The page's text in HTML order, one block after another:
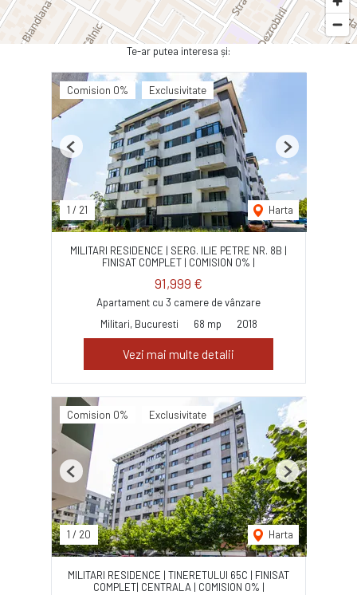
Te-ar putea interesa și:
Comision 0% Exclusivitate
1 / 21 Harta
Previous Next
MILITARI RESIDENCE | SERG. ILIE PETRE NR. 8B |
FINISAT COMPLET | COMISION 0% |
91,999 €
Apartament cu 3 camere de vânzare
Militari, Bucuresti
68 mp 2018
Vezi mai multe detalii
Comision 0% Exclusivitate
1 / 20 Harta
Previous Next
MILITARI RESIDENCE | TINERETULUI 65C | FINISAT
COMPLET| CENTRALA | COMISION 0% |